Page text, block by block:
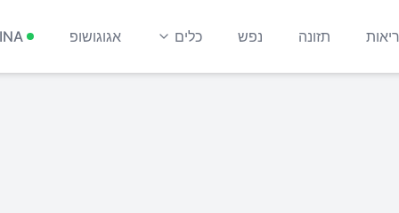
תזונה נפש כלים אגוגושופ